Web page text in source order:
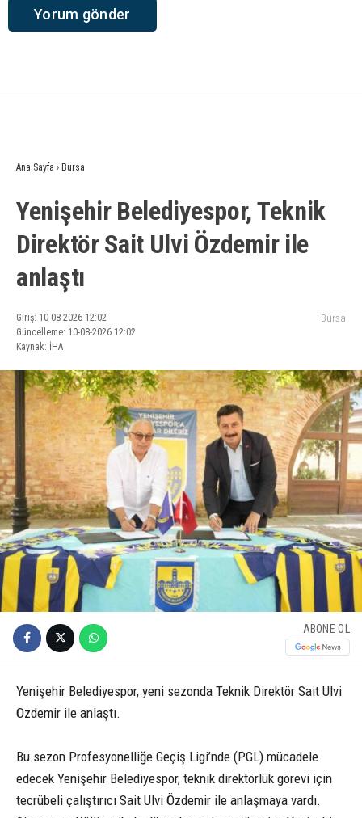
Ana Sayfa › Bursa
Yenişehir Belediyespor, Teknik
Direktör Sait Ulvi Özdemir ile
anlaştı
Giriş: 10-08-2026 12:02
Güncelleme: 10-08-2026 12:02
Kaynak: İHA
Bursa
ABONE OL
Yenişehir Belediyespor, yeni sezonda Teknik Direktör Sait Ulvi
Özdemir ile anlaştı.
Bu sezon Profesyonelliğe Geçiş Ligi’nde (PGL) mücadele
edecek Yenişehir Belediyespor, teknik direktörlük görevi için
tecrübeli çalıştırıcı Sait Ulvi Özdemir ile anlaşmaya vardı.